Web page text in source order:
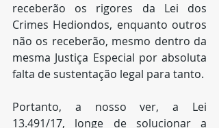
receberão os rigores da Lei dos
Crimes Hediondos, enquanto outros
não os receberão, mesmo dentro da
mesma Justiça Especial por absoluta
falta de sustentação legal para tanto.
Portanto, a nosso ver, a Lei
13.491/17, longe de solucionar a